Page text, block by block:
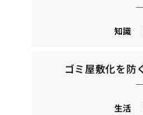
知識
ゴミ屋敷化を防
生活